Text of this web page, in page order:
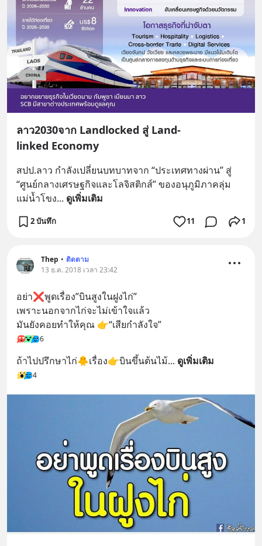
ลาว2030จาก Landlocked สู่ Land-
linked Economy
สปป.ลาว กำลังเปลี่ยนบทบาทจาก “ประเทศทางผ่าน” สู่
“ศูนย์กลางเศรษฐกิจและโลจิสติกส์” ของอนุภูมิภาคลุ่ม
แม่น้ำโขง... ดูเพิ่มเติม
2 บันทึก 11 1
Thep • ติดตาม
13 ธ.ค. 2018 เวลา 23:42
อย่า❌พูดเรื่อง”บินสูงในฝูงไก่”
เพราะนอกจากไก่จะไม่เข้าใจแล้ว
มันยังคอยทำให้คุณ 👉“เสียกำลังใจ”
6
ถ้าไปปรึกษาไก่🐥เรื่อง👉บินขึ้นต้นไม้... ดูเพิ่มเติม
4